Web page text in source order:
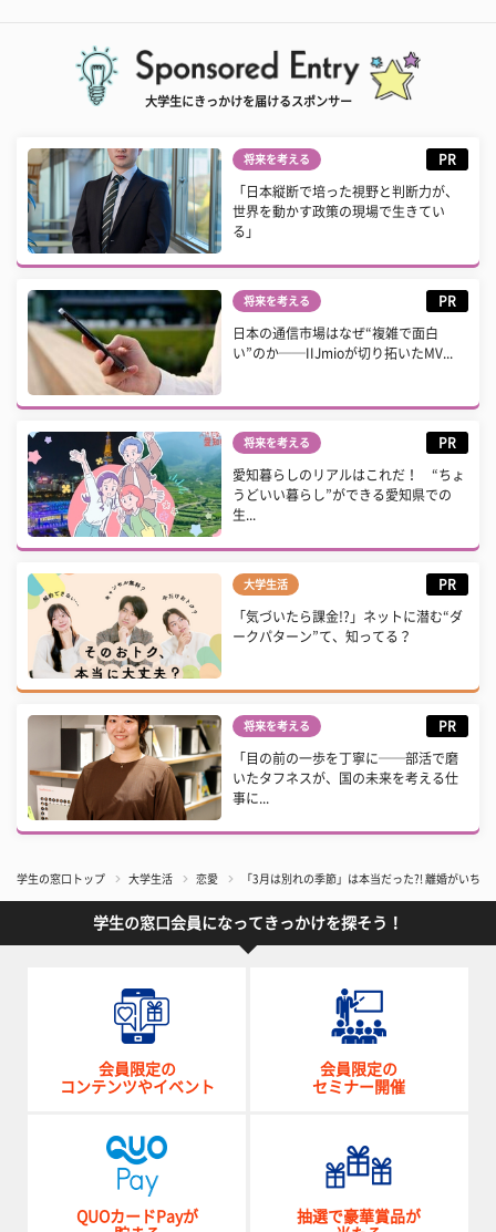
大学生にきっかけを届けるスポンサー
将来を考える PR
「日本縦断で培った視野と判断力が、
世界を動かす政策の現場で生きてい
る」
将来を考える PR
日本の通信市場はなぜ“複雑で面白
い”のか──IIJmioが切り拓いたMV...
将来を考える PR
愛知暮らしのリアルはこれだ！ “ちょ
うどいい暮らし”ができる愛知県での
生...
大学生活 PR
「気づいたら課金!?」ネットに潜む“ダ
ークパターン”て、知ってる？
将来を考える PR
「目の前の一歩を丁寧に──部活で磨
いたタフネスが、国の未来を考える仕
事に...
学生の窓口トップ 大学生活 恋愛 「3月は別れの季節」は本当だった?! 離婚がいち
学生の窓口会員になってきっかけを探そう！
会員限定の
コンテンツやイベント
会員限定の
セミナー開催
QUOカードPayが
抽選で豪華賞品が